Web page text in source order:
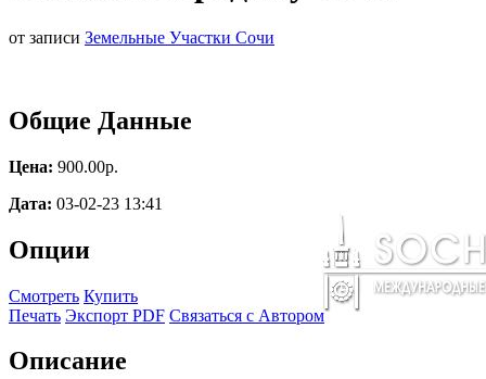
от записи Земельные Участки Сочи
Общие Данные
Цена: 900.00p.
Дата: 03-02-23 13:41
Опции
Смотреть Купить
Печать Экспорт PDF Связаться с Автором
Описание